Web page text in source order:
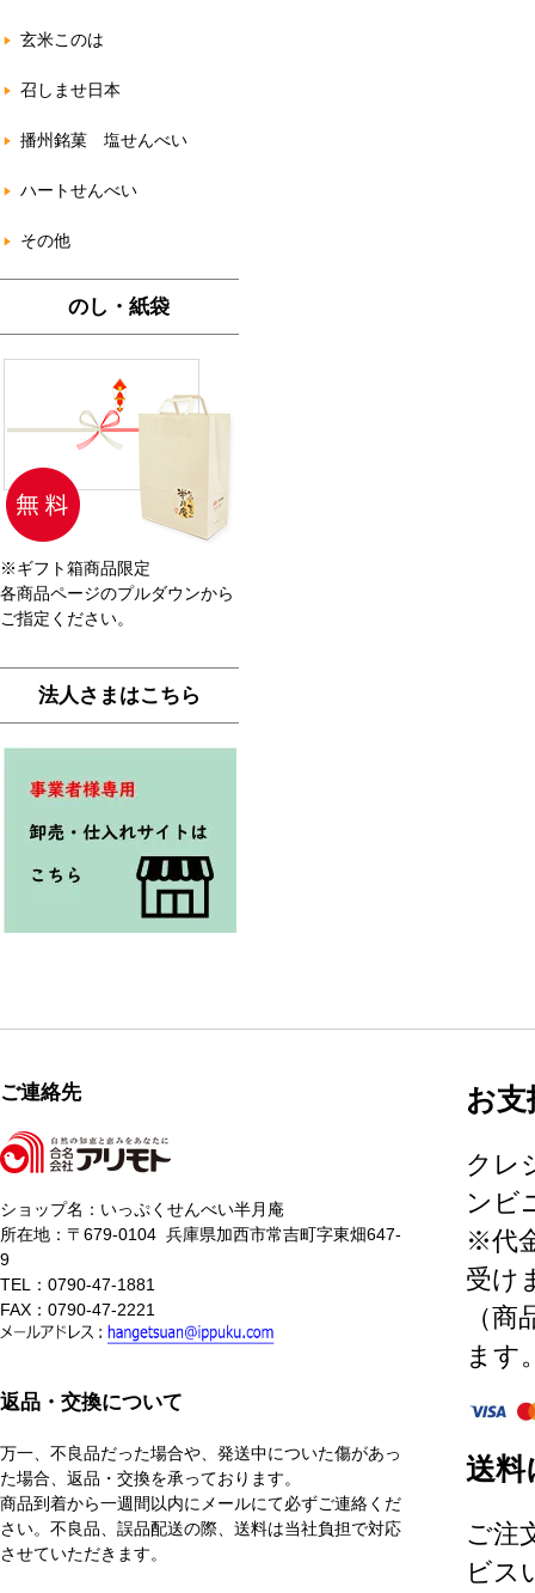
玄米このは
召しませ日本
播州銘菓 塩せんべい
ハートせんべい
その他
のし・紙袋
※ギフト箱商品限定
各商品ページのプルダウンから
ご指定ください。
法人さまはこちら
ご連絡先
ショップ名：いっぷくせんべい半月庵
所在地：〒679-0104 兵庫県加西市常吉町字東畑647-
9
TEL：0790-47-1881
FAX：0790-47-2221
返品・交換について
万一、不良品だった場合や、発送中についた傷があっ
た場合、返品・交換を承っております。
商品到着から一週間以内にメールにて必ずご連絡くだ
さい。不良品、誤品配送の際、送料は当社負担で対応
させていただきます。
お支
クレ
ンビ
※代
受け
（
ます
送料
ご注
ビス